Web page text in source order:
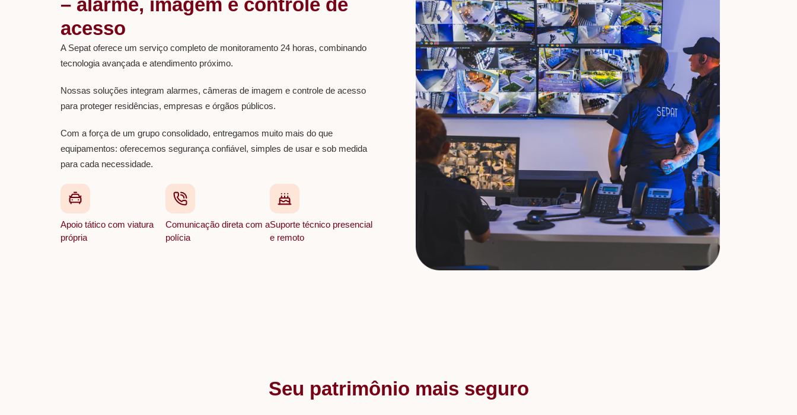
– alarme, imagem e controle de
acesso
A Sepat oferece um serviço completo de monitoramento 24 horas, combinando
tecnologia avançada e atendimento próximo.
Nossas soluções integram alarmes, câmeras de imagem e controle de acesso
para proteger residências, empresas e órgãos públicos.
Com a força de um grupo consolidado, entregamos muito mais do que
equipamentos: oferecemos segurança confiável, simples de usar e sob medida
para cada necessidade.
Apoio tático com viatura
própria
Comunicação direta com a
polícia
Suporte técnico presencial
e remoto
Seu patrimônio mais seguro